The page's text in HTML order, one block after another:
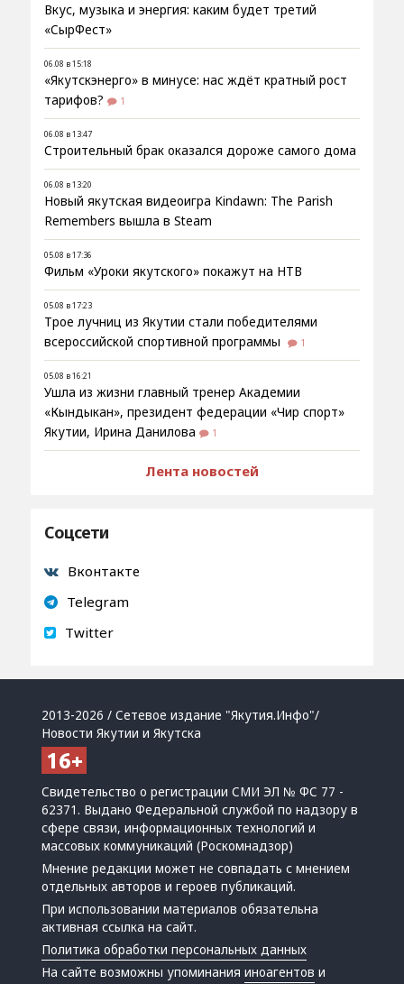
Вкус, музыка и энергия: каким будет третий
«СырФест»
06.08 в 15:18
«Якутскэнерго» в минусе: нас ждёт кратный рост
тарифов?
1
06.08 в 13:47
Строительный брак оказался дороже самого дома
06.08 в 13:20
Новый якутская видеоигра Kindawn: The Parish
Remembers вышла в Steam
05.08 в 17:36
Фильм «Уроки якутского» покажут на НТВ
05.08 в 17:23
Трое лучниц из Якутии стали победителями
всероссийской спортивной программы
1
05.08 в 16:21
Ушла из жизни главный тренер Академии
«Кындыкан», президент федерации «Чир спорт»
Якутии, Ирина Данилова
1
Лента новостей
Соцсети
Вконтакте
Telegram
Twitter
2013-2026 / Сетевое издание "Якутия.Инфо"/
Новости Якутии и Якутска
Свидетельство о регистрации СМИ ЭЛ № ФС 77 -
62371. Выдано Федеральной службой по надзору в
сфере связи, информационных технологий и
массовых коммуникаций (Роскомнадзор)
Мнение редакции может не совпадать с мнением
отдельных авторов и героев публикаций.
При использовании материалов обязательна
активная ссылка на сайт.
Политика обработки персональных данных
На сайте возможны упоминанияиноагентов и